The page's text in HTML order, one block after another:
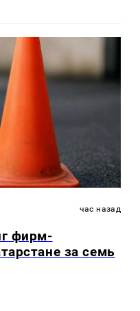
час назад
фирм-
за семь